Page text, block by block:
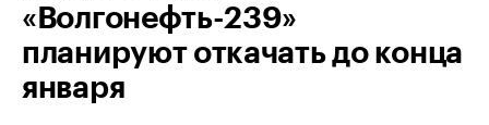
«Волгонефть-239»
планируют откачать до конца
января